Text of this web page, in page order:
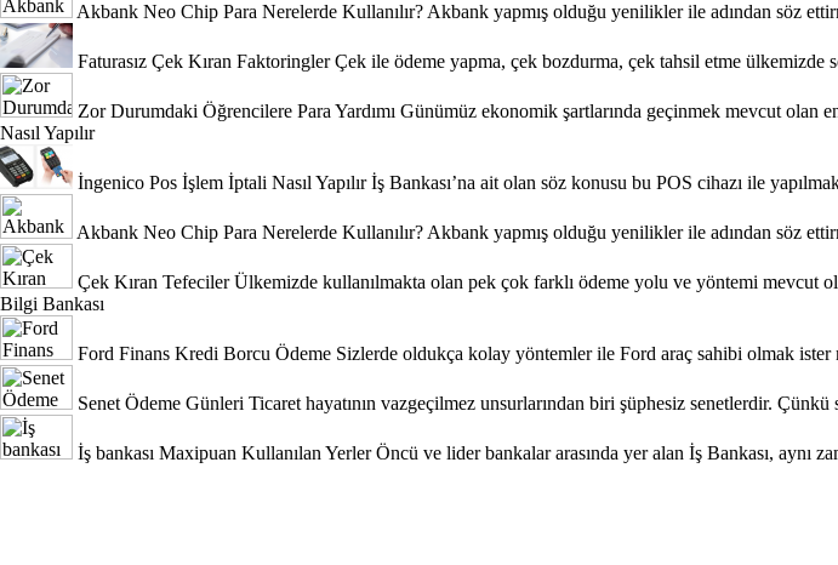
Akbank Neo Chip Para Nerelerde Kullanılır? Akbank yapmış olduğu yenilikler ile adından söz
Faturasız Çek Kıran Faktoringler Çek ile ödeme yapma, çek bozdurma, çek tahsil etme ülkemizde
Zor Durumdaki Öğrencilere Para Yardımı Günümüz ekonomik şartlarında geçinmek mevcut olan
Nasıl Yapılır
İngenico Pos İşlem İptali Nasıl Yapılır İş Bankası’na ait olan söz konusu bu POS cihazı ile
Akbank Neo Chip Para Nerelerde Kullanılır? Akbank yapmış olduğu yenilikler ile adından söz
Çek Kıran Tefeciler Ülkemizde kullanılmakta olan pek çok farklı ödeme yolu ve yöntemi mevcut
Bilgi Bankası
Ford Finans Kredi Borcu Ödeme Sizlerde oldukça kolay yöntemler ile Ford araç sahibi olmak ister
Senet Ödeme Günleri Ticaret hayatının vazgeçilmez unsurlarından biri şüphesiz senetlerdir.
İş bankası Maxipuan Kullanılan Yerler Öncü ve lider bankalar arasında yer alan İş Bankası, aynı